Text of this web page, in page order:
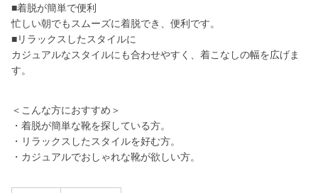
■着脱が簡単で便利
忙しい朝でもスムーズに着脱でき、便利です。
■リラックスしたスタイルに
カジュアルなスタイルにも合わせやすく、着こなしの幅を広げま
す。
＜こんな方におすすめ＞
・着脱が簡単な靴を探している方。
・リラックスしたスタイルを好む方。
・カジュアルでおしゃれな靴が欲しい方。